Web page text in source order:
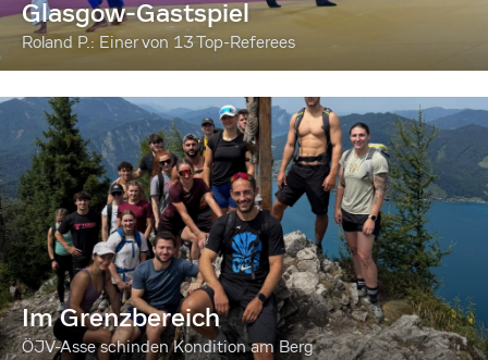
Glasgow-Gastspiel
Roland P.: Einer von 13 Top-Referees
Im Grenzbereich
ÖJV-Asse schinden Kondition am Berg